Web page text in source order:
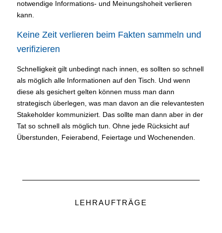
notwendige Informations- und Meinungshoheit verlieren
kann.
Keine Zeit verlieren beim Fakten sammeln und
verifizieren
Schnelligkeit gilt unbedingt nach innen, es sollten so schnell
als möglich alle Informationen auf den Tisch. Und wenn
diese als gesichert gelten können muss man dann
strategisch überlegen, was man davon an die relevantesten
Stakeholder kommuniziert. Das sollte man dann aber in der
Tat so schnell als möglich tun. Ohne jede Rücksicht auf
Überstunden, Feierabend, Feiertage und Wochenenden.
LEHRAUFTRÄGE